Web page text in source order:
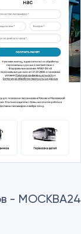
- МОСКВА24